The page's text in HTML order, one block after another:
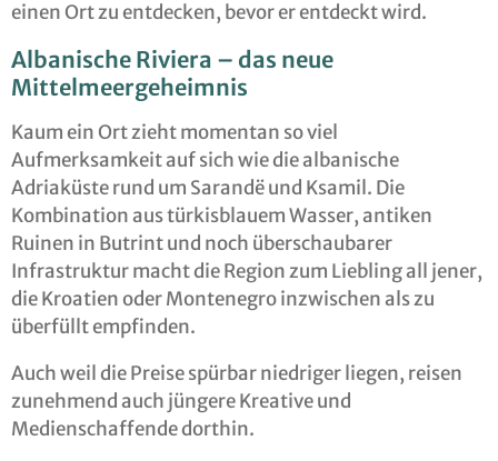
einen Ort zu entdecken, bevor er entdeckt wird.
Albanische Riviera – das neue
Mittelmeergeheimnis
Kaum ein Ort zieht momentan so viel
Aufmerksamkeit auf sich wie die albanische
Adriaküste rund um Sarandë und Ksamil. Die
Kombination aus türkisblauem Wasser, antiken
Ruinen in Butrint und noch überschaubarer
Infrastruktur macht die Region zum Liebling all jener,
die Kroatien oder Montenegro inzwischen als zu
überfüllt empfinden.
Auch weil die Preise spürbar niedriger liegen, reisen
zunehmend auch jüngere Kreative und
Medienschaffende dorthin.